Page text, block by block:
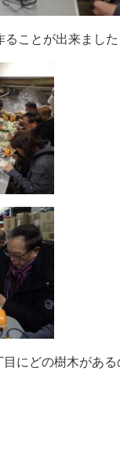
ことが出来ました
にどの樹木がある